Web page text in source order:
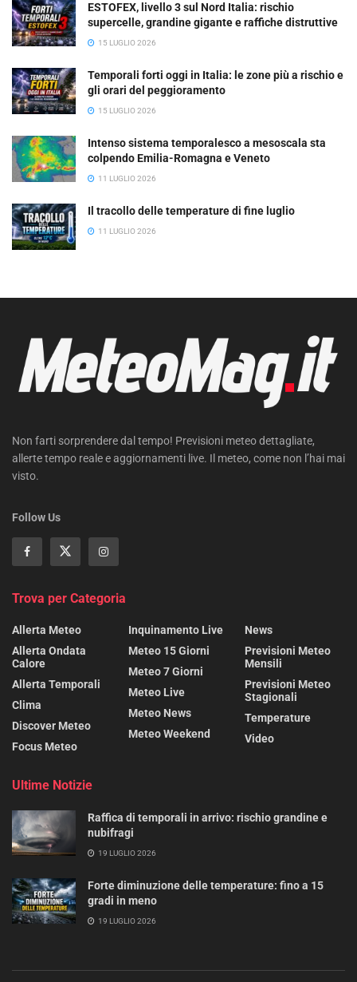
ESTOFEX, livello 3 sul Nord Italia: rischio
supercelle, grandine gigante e raffiche distruttive
15 LUGLIO 2026
Temporali forti oggi in Italia: le zone più a rischio e
gli orari del peggioramento
15 LUGLIO 2026
Intenso sistema temporalesco a mesoscala sta
colpendo Emilia-Romagna e Veneto
11 LUGLIO 2026
Il tracollo delle temperature di fine luglio
11 LUGLIO 2026
Non farti sorprendere dal tempo! Previsioni meteo dettagliate,
allerte tempo reale e aggiornamenti live. Il meteo, come non l’hai mai
visto.
Follow Us
Trova per Categoria
Allerta Meteo
Allerta Ondata
Calore
Allerta Temporali
Clima
Discover Meteo
Focus Meteo
Inquinamento Live
Meteo 15 Giorni
Meteo 7 Giorni
Meteo Live
Meteo News
Meteo Weekend
News
Previsioni Meteo
Mensili
Previsioni Meteo
Stagionali
Temperature
Video
Ultime Notizie
Raffica di temporali in arrivo: rischio grandine e
nubifragi
19 LUGLIO 2026
Forte diminuzione delle temperature: fino a 15
gradi in meno
19 LUGLIO 2026